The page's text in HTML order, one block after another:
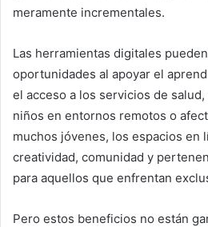
meramente incrementales.
Las herramientas digitales
oportunidades al apoyar el
el acceso a los servicios de
niños en entornos remotos o
muchos jóvenes, los espacios en
creatividad, comunidad y
para aquellos que enfrentan
Pero estos beneficios no están